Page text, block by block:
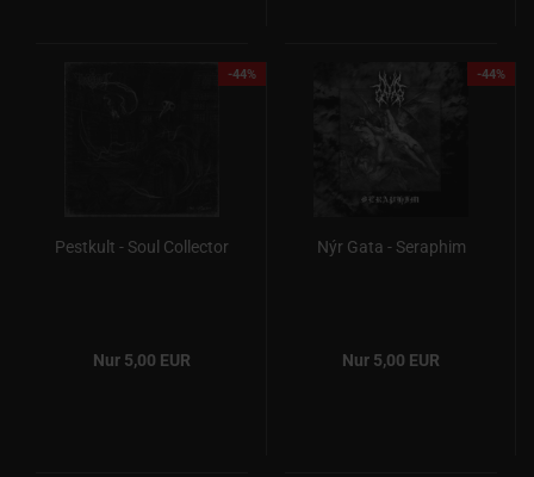
-44%
Pestkult - Soul Collector
Nur 5,00 EUR
-44%
Nýr Gata - Seraphim
Nur 5,00 EUR